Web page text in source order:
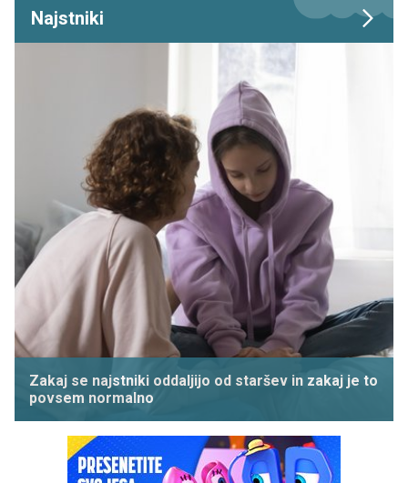
Najstniki
Zakaj se najstniki oddaljijo od staršev in zakaj je to
povsem normalno